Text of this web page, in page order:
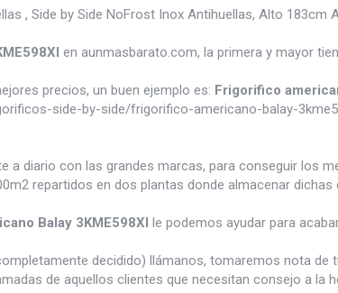
, Side by Side NoFrost Inox Antihuellas, Alto
en aunmasbarato.com, la primera y mayor
precios, un buen ejemplo es: Frigorifico
side-by-side/frigorifico-americano-balay-
a diario con las grandes marcas, para conseguir los
repartidos en dos plantas donde almacenar
Balay 3KME598XI le podemos ayudar para
decidido) llámanos, tomaremos nota
de aquellos clientes que necesitan consejo a